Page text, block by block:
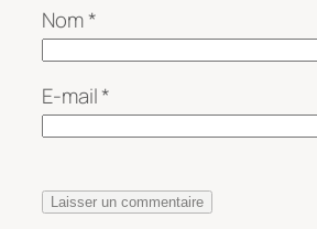
Nom*
E-mail*